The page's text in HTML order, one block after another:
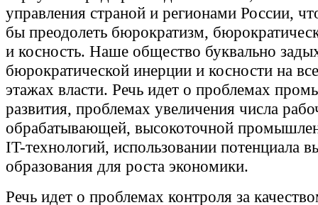
управления страной и регионами России,
бы преодолеть бюрократизм,
и косность. Наше общество буквально
бюрократической инерции и косности на
этажах власти. Речь идет о проблемах
развития, проблемах увеличения числа
обрабатывающей, высокоточной
IT-технологий, использовании потенциала
образования для роста экономики.
Речь идет о проблемах контроля за